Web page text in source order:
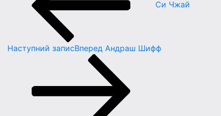
Си Чжай
Наступний записВперед Андраш Шифф